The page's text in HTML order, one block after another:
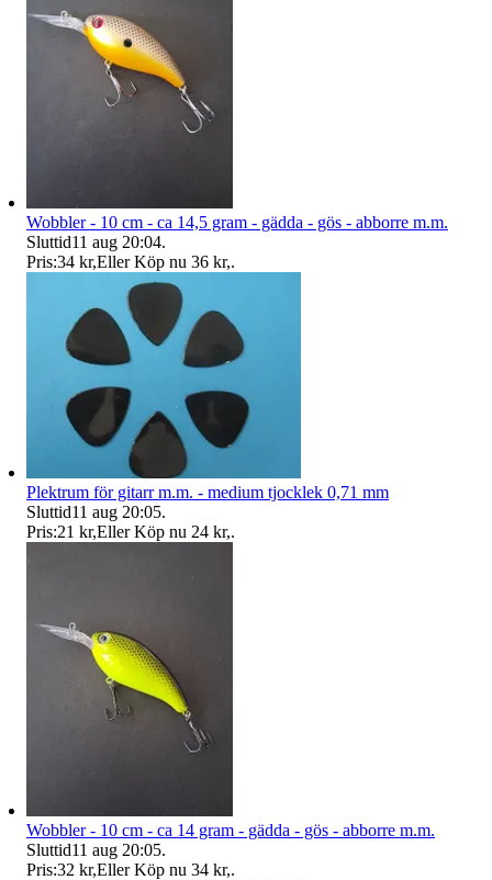
Wobbler - 10 cm - ca 14,5 gram - gädda - gös - abborre m.m.
Sluttid11 aug 20:04.
Pris:34 kr,Eller Köp nu 36 kr,.
Plektrum för gitarr m.m. - medium tjocklek 0,71 mm
Sluttid11 aug 20:05.
Pris:21 kr,Eller Köp nu 24 kr,.
Wobbler - 10 cm - ca 14 gram - gädda - gös - abborre m.m.
Sluttid11 aug 20:05.
Pris:32 kr,Eller Köp nu 34 kr,.